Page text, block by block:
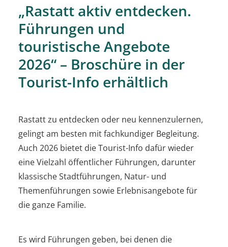
„Rastatt aktiv entdecken.
Führungen und
touristische Angebote
2026“ – Broschüre in der
Tourist-Info erhältlich
Rastatt zu entdecken oder neu kennenzulernen,
gelingt am besten mit fachkundiger Begleitung.
Auch 2026 bietet die Tourist-Info dafür wieder
eine Vielzahl öffentlicher Führungen, darunter
klassische Stadtführungen, Natur- und
Themenführungen sowie Erlebnisangebote für
die ganze Familie.
Es wird Führungen geben, bei denen die